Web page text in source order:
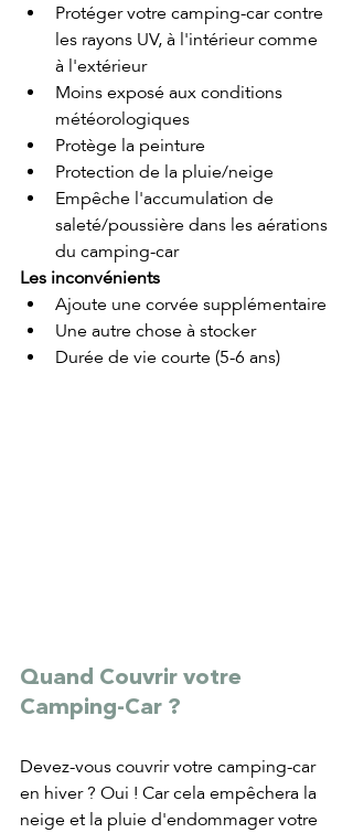
Protéger votre camping-car contre
les rayons UV, à l'intérieur comme
à l'extérieur
Moins exposé aux conditions
météorologiques
Protège la peinture
Protection de la pluie/neige
Empêche l'accumulation de
saleté/poussière dans les aérations
du camping-car
Les inconvénients
Ajoute une corvée supplémentaire
Une autre chose à stocker
Durée de vie courte (5-6 ans)
Quand Couvrir votre
Camping-Car ?
Devez-vous couvrir votre camping-car
en hiver ? Oui ! Car cela empêchera la
neige et la pluie d'endommager votre